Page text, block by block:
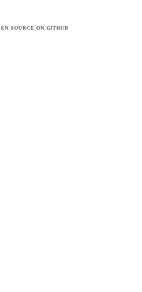
SOURCE ON GITHUB